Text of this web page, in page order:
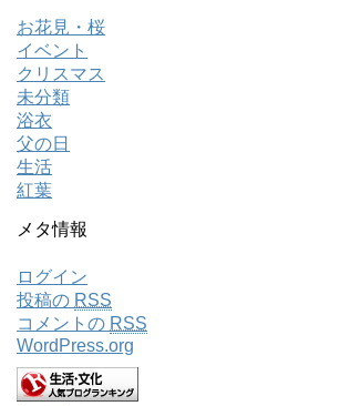
お花見・桜
イベント
クリスマス
未分類
浴衣
父の日
生活
紅葉
メタ情報
ログイン
投稿の RSS
コメントの RSS
WordPress.org